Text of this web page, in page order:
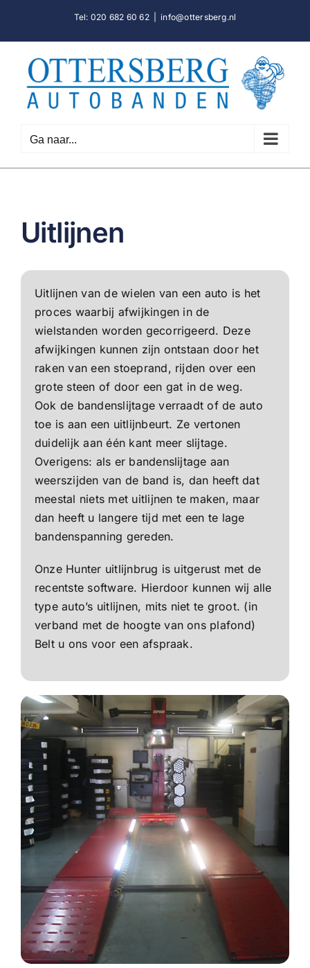
inhoud
Tel: 020 682 60 62 info@ottersberg.nl
Ga naar...
Uitlijnen
Uitlijnen van de wielen van een auto is het
proces waarbij afwijkingen in de
wielstanden worden gecorrigeerd. Deze
afwijkingen kunnen zijn ontstaan door het
raken van een stoeprand, rijden over een
grote steen of door een gat in de weg.
Ook de bandenslijtage verraadt of de auto
toe is aan een uitlijnbeurt. Ze vertonen
duidelijk aan één kant meer slijtage.
Overigens: als er bandenslijtage aan
weerszijden van de band is, dan heeft dat
meestal niets met uitlijnen te maken, maar
dan heeft u langere tijd met een te lage
bandenspanning gereden.
Onze Hunter uitlijnbrug is uitgerust met de
recentste software. Hierdoor kunnen wij alle
type auto’s uitlijnen, mits niet te groot. (in
verband met de hoogte van ons plafond)
Belt u ons voor een afspraak.